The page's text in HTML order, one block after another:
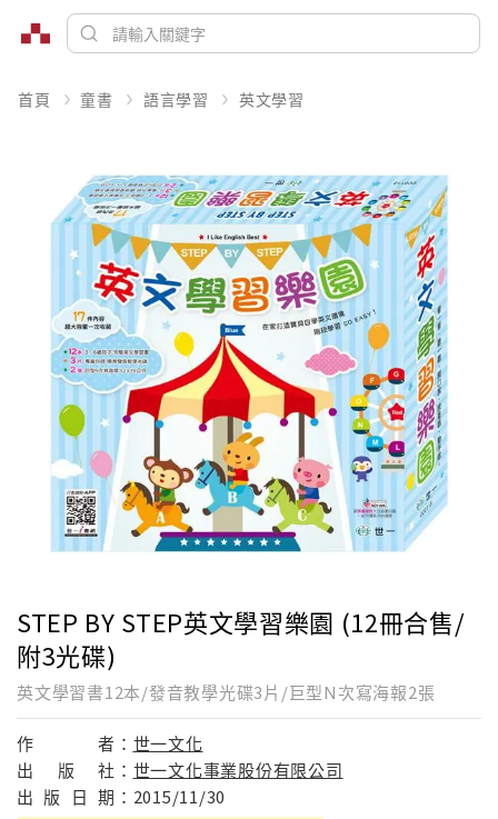
首頁 童書 語言學習 英文學習
STEP BY STEP英文學習樂園 (12冊合售/
附3光碟)
英文學習書12本/發音教學光碟3片/巨型N次寫海報2張
作 者： 世一文化
出
版 社： 世一文化事業股份有限公司
出 版 日 期： 2015/11/30